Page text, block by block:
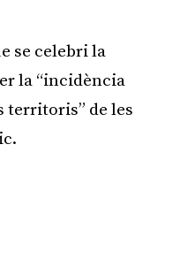
se celebri la
la “incidència
de les